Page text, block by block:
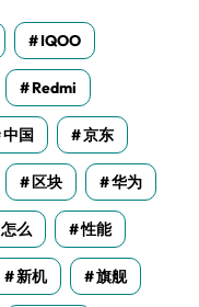
IQOO
Redmi
中国 京东
区块 华为
怎么 性能
新机 旗舰